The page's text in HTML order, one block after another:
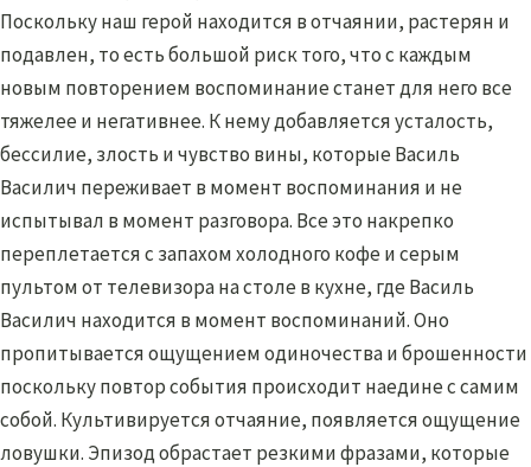
Поскольку наш герой находится в отчаянии, растерян и
подавлен, то есть большой риск того, что с каждым
новым повторением воспоминание станет для него все
тяжелее и негативнее. К нему добавляется усталость,
бессилие, злость и чувство вины, которые Василь
Василич переживает в момент воспоминания и не
испытывал в момент разговора. Все это накрепко
переплетается с запахом холодного кофе и серым
пультом от телевизора на столе в кухне, где Василь
Василич находится в момент воспоминаний. Оно
пропитывается ощущением одиночества и брошенности
поскольку повтор события происходит наедине с самим
собой. Культивируется отчаяние, появляется ощущение
ловушки. Эпизод обрастает резкими фразами, которые